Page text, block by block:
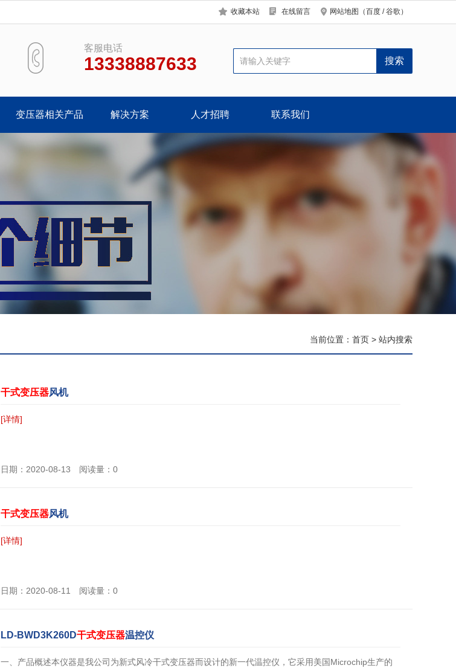
收藏本站 在线留言 网站地图 （百度 /谷歌 ）
客服电话
13338887633
变压器相关产品 解决方案 人才招聘 联系我们
当前位置： 首页 > 站内搜索
干式变压器风机
[详情]
日期：2020-08-13 阅读量：0
干式变压器风机
[详情]
日期：2020-08-11 阅读量：0
LD-BWD3K260D干式变压器温控仪
一、产品概述本仪器是我公司为新式风冷干式变压器而设计的新一代温控仪，它采用美国Microchip生产的